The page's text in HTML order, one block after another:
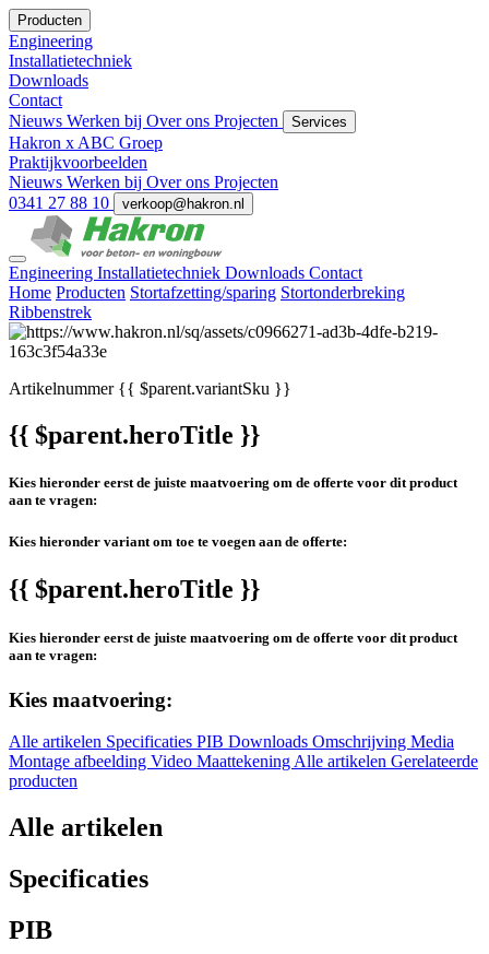
Producten
Engineering
Installatietechniek
Downloads
Contact
Nieuws Werken bij Over ons Projecten Services
Hakron x ABC Groep
Praktijkvoorbeelden
Nieuws Werken bij Over ons Projecten
0341 27 88 10
verkoop@hakron.nl
Engineering Installatietechniek Downloads Contact
Home Producten Stortafzetting/sparing Stortonderbreking
Ribbenstrek
Artikelnummer{{ $parent.variantSku }}
{{ $parent.heroTitle }}
Kies hieronder eerst de juiste maatvoering om de offerte voor dit product
aan te vragen:
Kies hieronder variant om toe te voegen aan de offerte:
{{ $parent.heroTitle }}
Kies hieronder eerst de juiste maatvoering om de offerte voor dit product
aan te vragen:
Kies maatvoering:
Alle artikelen Specificaties PIB Downloads Omschrijving Media
Montage afbeelding Video MaattekeningAlle artikelen Gerelateerde
producten
Alle artikelen
Specificaties
PIB